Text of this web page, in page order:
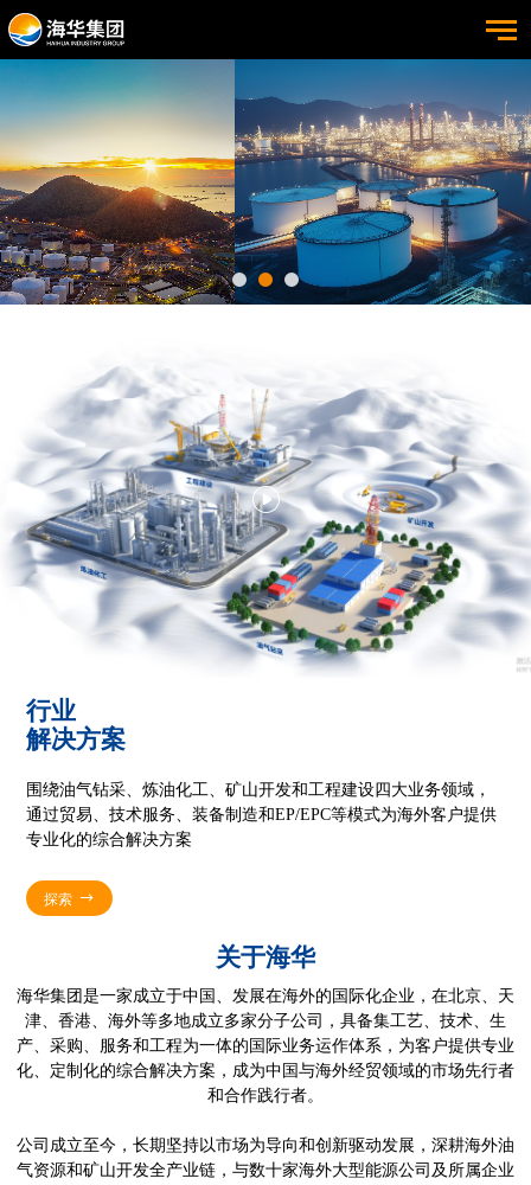
行业
解决方案
围绕油气钻采、炼油化工、矿山开发和工程建设四大业务领域，
通过贸易、技术服务、装备制造和EP/EPC等模式为海外客户提供
专业化的综合解决方案
探索
关于海华
海华集团是一家成立于中国、发展在海外的国际化企业，在北京、天
津、香港、海外等多地成立多家分子公司，具备集工艺、技术、生
产、采购、服务和工程为一体的国际业务运作体系，为客户提供专业
化、定制化的综合解决方案，成为中国与海外经贸领域的市场先行者
和合作践行者。
公司成立至今，长期坚持以市场为导向和创新驱动发展，深耕海外油
气资源和矿山开发全产业链，与数十家海外大型能源公司及所属企业